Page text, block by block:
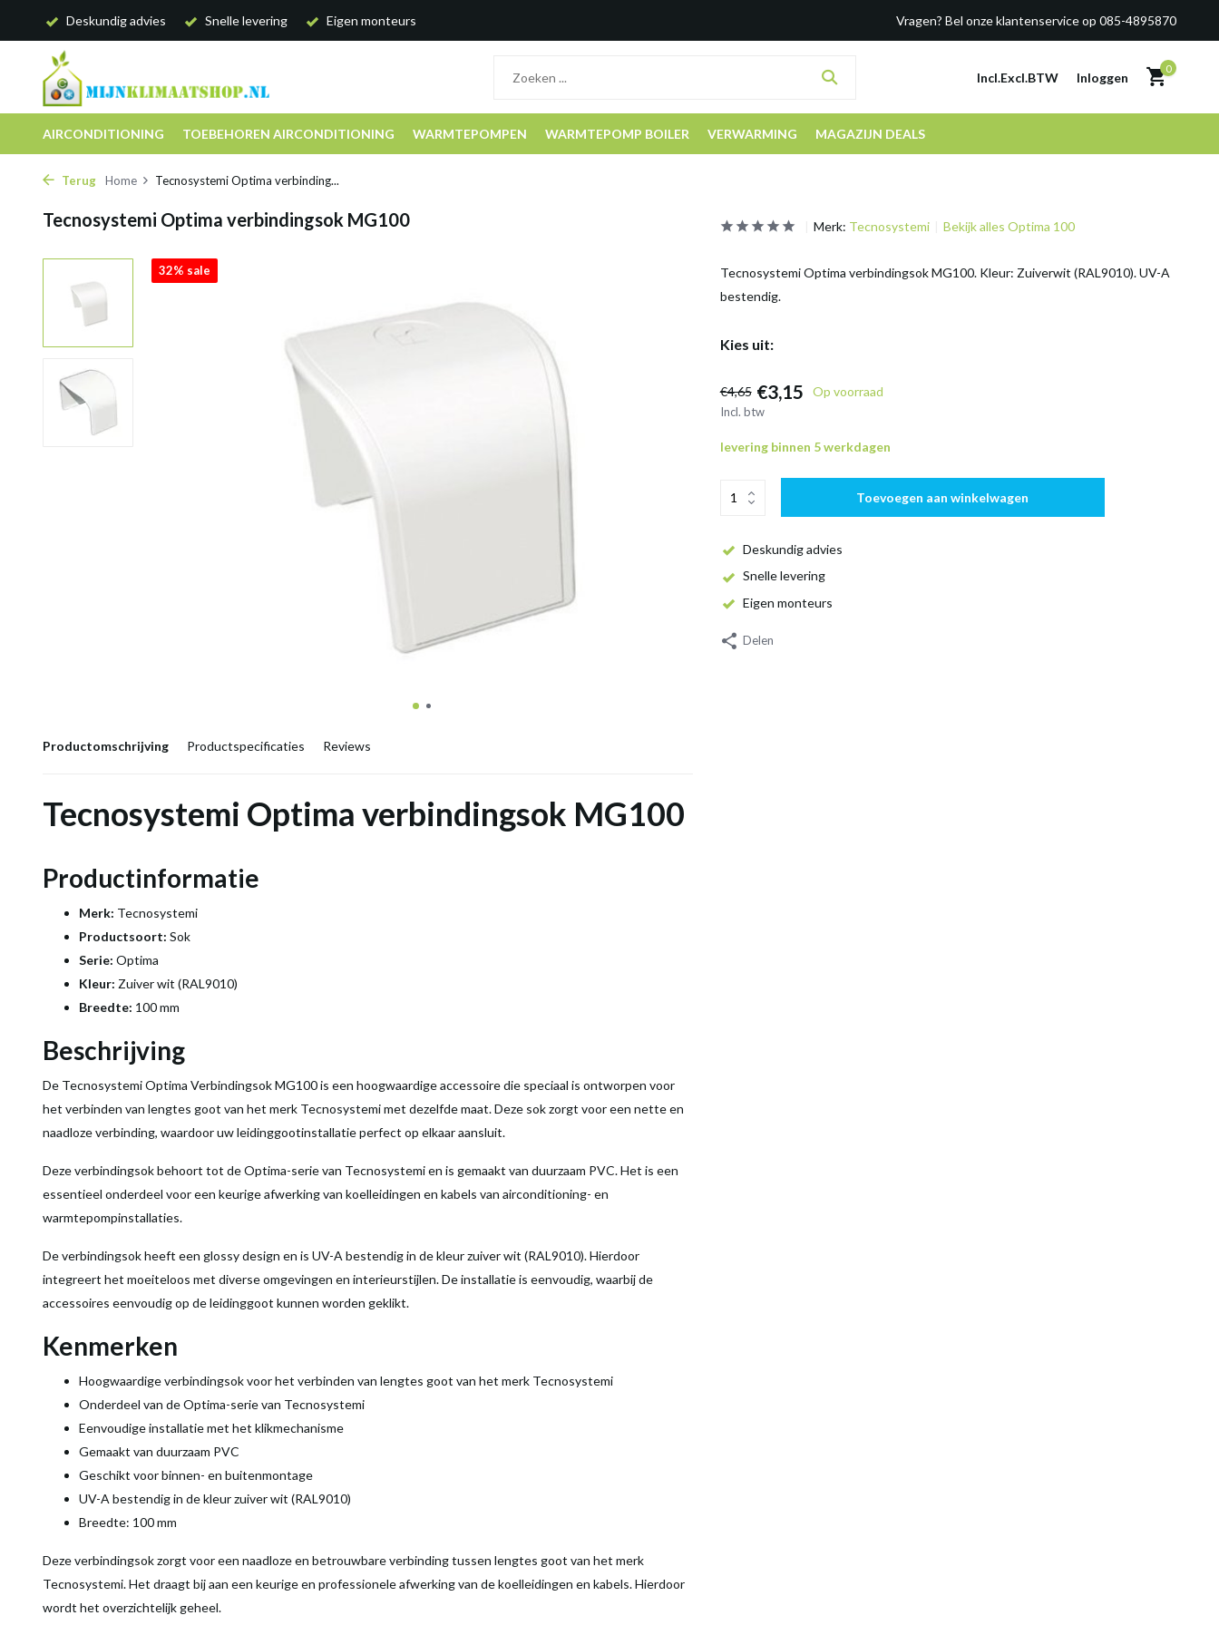
Deskundig advies Snelle levering Eigen monteurs Vragen? Bel onze klantenservice op 085-4895870
Incl.Excl.BTW Inloggen
0
AIRCONDITIONING TOEBEHOREN AIRCONDITIONING WARMTEPOMPEN WARMTEPOMP BOILER VERWARMING MAGAZIJN DEALS
Terug Home Tecnosystemi Optima verbinding...
Tecnosystemi Optima verbindingsok MG100
32% sale
Productomschrijving Productspecificaties Reviews
Tecnosystemi Optima verbindingsok MG100
Productinformatie
Merk: Tecnosystemi
Productsoort: Sok
Serie: Optima
Kleur: Zuiver wit (RAL9010)
Breedte: 100 mm
Beschrijving
De Tecnosystemi Optima Verbindingsok MG100 is een hoogwaardige accessoire die speciaal is ontworpen voor
het verbinden van lengtes goot van het merk Tecnosystemi met dezelfde maat. Deze sok zorgt voor een nette en
naadloze verbinding, waardoor uw leidinggootinstallatie perfect op elkaar aansluit.
Deze verbindingsok behoort tot de Optima-serie van Tecnosystemi en is gemaakt van duurzaam PVC. Het is een
essentieel onderdeel voor een keurige afwerking van koelleidingen en kabels van airconditioning- en
warmtepompinstallaties.
De verbindingsok heeft een glossy design en is UV-A bestendig in de kleur zuiver wit (RAL9010). Hierdoor
integreert het moeiteloos met diverse omgevingen en interieurstijlen. De installatie is eenvoudig, waarbij de
accessoires eenvoudig op de leidinggoot kunnen worden geklikt.
Kenmerken
Hoogwaardige verbindingsok voor het verbinden van lengtes goot van het merk Tecnosystemi
Onderdeel van de Optima-serie van Tecnosystemi
Eenvoudige installatie met het klikmechanisme
Gemaakt van duurzaam PVC
Geschikt voor binnen- en buitenmontage
UV-A bestendig in de kleur zuiver wit (RAL9010)
Breedte: 100 mm
Deze verbindingsok zorgt voor een naadloze en betrouwbare verbinding tussen lengtes goot van het merk
Tecnosystemi. Het draagt bij aan een keurige en professionele afwerking van de koelleidingen en kabels. Hierdoor
wordt het overzichtelijk geheel.
Merk: Tecnosystemi Bekijk alles Optima 100
Tecnosystemi Optima verbindingsok MG100. Kleur: Zuiverwit (RAL9010). UV-A
bestendig.
Kies uit:
€4,65 €3,15 Op voorraad
Incl. btw
levering binnen 5 werkdagen
Toevoegen aan winkelwagen
Deskundig advies
Snelle levering
Eigen monteurs
Delen